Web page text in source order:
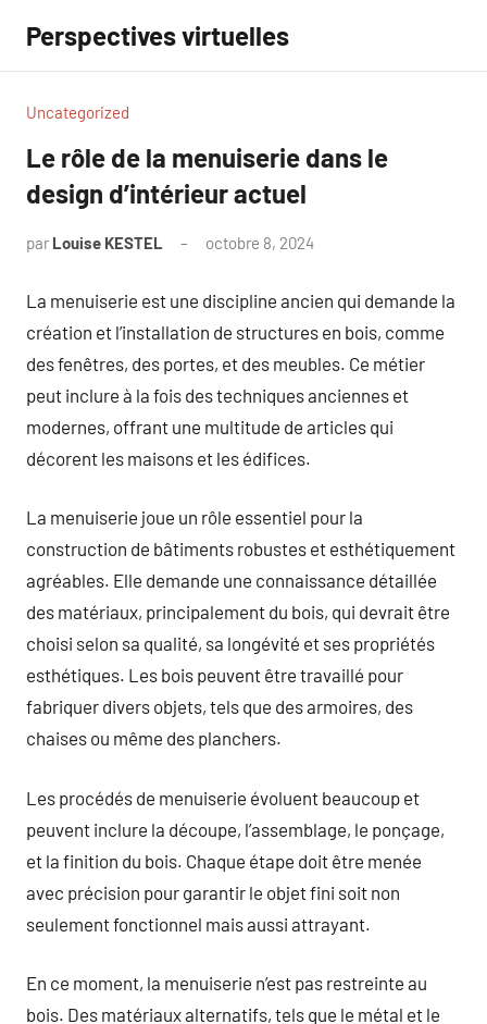
contenu
Perspectives virtuelles
Uncategorized
Le rôle de la menuiserie dans le
design d’intérieur actuel
par Louise KESTEL octobre 8, 2024
La menuiserie est une discipline ancien qui demande la
création et l’installation de structures en bois, comme
des fenêtres, des portes, et des meubles. Ce métier
peut inclure à la fois des techniques anciennes et
modernes, offrant une multitude de articles qui
décorent les maisons et les édifices.
La menuiserie joue un rôle essentiel pour la
construction de bâtiments robustes et esthétiquement
agréables. Elle demande une connaissance détaillée
des matériaux, principalement du bois, qui devrait être
choisi selon sa qualité, sa longévité et ses propriétés
esthétiques. Les bois peuvent être travaillé pour
fabriquer divers objets, tels que des armoires, des
chaises ou même des planchers.
Les procédés de menuiserie évoluent beaucoup et
peuvent inclure la découpe, l’assemblage, le ponçage,
et la finition du bois. Chaque étape doit être menée
avec précision pour garantir le objet fini soit non
seulement fonctionnel mais aussi attrayant.
En ce moment, la menuiserie n’est pas restreinte au
bois. Des matériaux alternatifs, tels que le métal et le